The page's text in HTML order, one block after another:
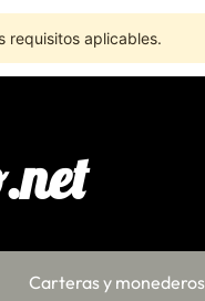
requisitos aplicables.
Carteras y monederos